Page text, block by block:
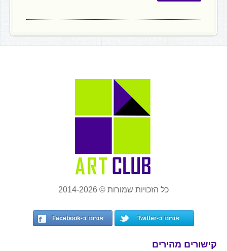
כל הזכויות שמורות © 2014-2026
אנחנו ב-Twitter אנחנו ב-Facebook
קישורים מהירים